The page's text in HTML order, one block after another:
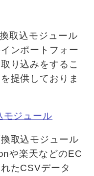
取込モジュール
ンポートフォー
り込みをするこ
提供しておりま
モジュール
取込モジュール
や楽天などのEC
たCSVデータ